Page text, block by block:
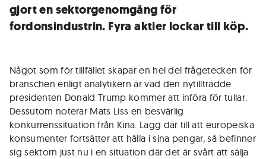
gjort en sektorgenomgång för
fordonsindustrin. Fyra aktier lockar till köp.
Något som för tillfället skapar en hel del frågetecken för
branschen enligt analytikern är vad den nytillträdde
presidenten Donald Trump kommer att införa för tullar.
Dessutom noterar Mats Liss en besvärlig
konkurrenssituation från Kina. Lägg där till att europeiska
konsumenter fortsätter att hålla i sina pengar, så befinner
sig sektorn just nu i en situation där det är svårt att sälja